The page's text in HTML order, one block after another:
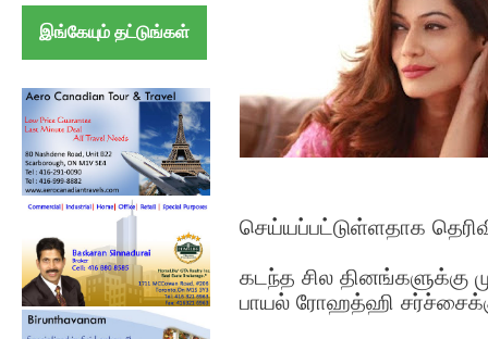
இங்கேயும் தட்டுங்கள்
செய்யப்பட்டுள்ளதாக
கடந்த சில தினங்களுக்கு
பாயல் ரோஹத்ஹி